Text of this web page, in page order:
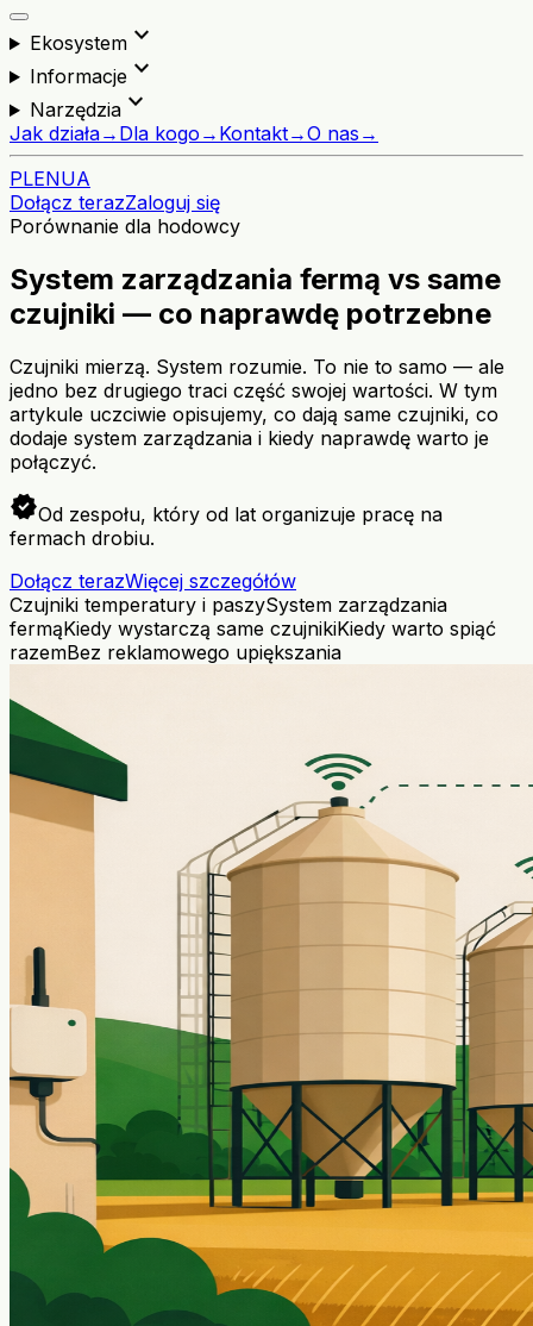
Ekosystemexpand_more
Informacjeexpand_more
Narzędziaexpand_more
Jak działa→ Dla kogo → Kontakt→O nas →
PLENUA
Dołącz terazZaloguj się
Porównanie dla hodowcy
System zarządzania fermą vs same
czujniki — co naprawdę potrzebne
Czujniki mierzą. System rozumie. To nie to samo — ale
jedno bez drugiego traci część swojej wartości. W tym
artykule uczciwie opisujemy, co dają same czujniki, co
dodaje system zarządzania i kiedy naprawdę warto je
połączyć.
verifiedOd zespołu, który od lat organizuje pracę na
fermach drobiu.
Dołącz terazWięcej szczegółów
Czujniki temperatury i paszySystem zarządzania
fermąKiedy wystarczą same czujnikiKiedy warto spiąć
razemBez reklamowego upiększania